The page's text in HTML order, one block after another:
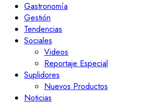
Gastronomía
Gestión
Tendencias
Sociales
Videos
Reportaje Especial
Suplidores
Nuevos Productos
Noticias